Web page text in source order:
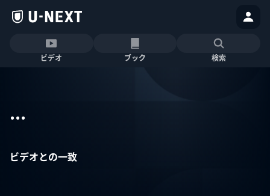
ビデオ ブック 検索
...
ビデオとの一致